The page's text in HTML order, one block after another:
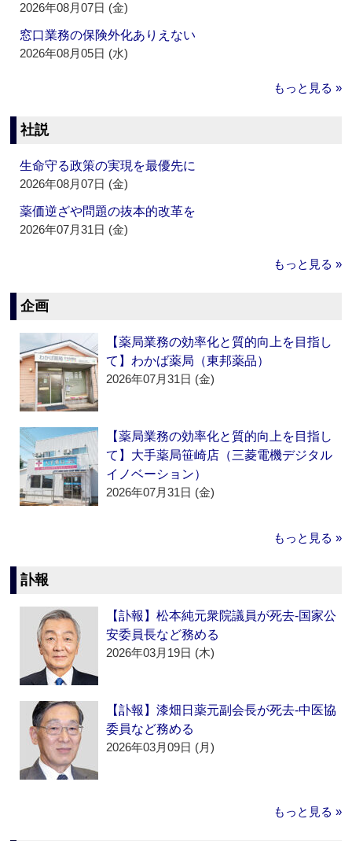
2026年08月07日 (金)
窓口業務の保険外化ありえない
2026年08月05日 (水)
もっと見る »
社説
生命守る政策の実現を最優先に
2026年08月07日 (金)
薬価逆ざや問題の抜本的改革を
2026年07月31日 (金)
もっと見る »
企画
【薬局業務の効率化と質的向上を目指し
て】わかば薬局（東邦薬品）
2026年07月31日 (金)
【薬局業務の効率化と質的向上を目指し
て】大手薬局笹崎店（三菱電機デジタル
イノベーション）
2026年07月31日 (金)
もっと見る »
訃報
【訃報】松本純元衆院議員が死去‐国家公
安委員長など務める
2026年03月19日 (木)
【訃報】漆畑日薬元副会長が死去‐中医協
委員など務める
2026年03月09日 (月)
もっと見る »